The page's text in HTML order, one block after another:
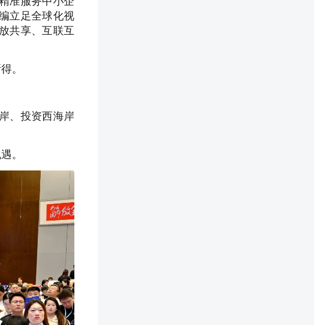
立足全球化视
共享、互联互
。
、投资西海岸
。